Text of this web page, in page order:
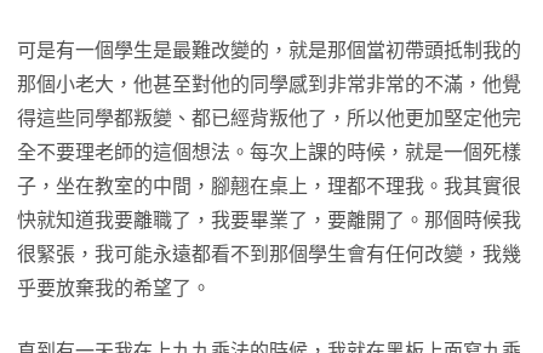
可是有一個學生是最難改變的，就是那個當初帶頭抵制我的
那個小老大，他甚至對他的同學感到非常非常的不滿，他覺
得這些同學都叛變、都已經背叛他了，所以他更加堅定他完
全不要理老師的這個想法。每次上課的時候，就是一個死樣
子，坐在教室的中間，腳翹在桌上，理都不理我。我其實很
快就知道我要離職了，我要畢業了，要離開了。那個時候我
很緊張，我可能永遠都看不到那個學生會有任何改變，我幾
乎要放棄我的希望了。